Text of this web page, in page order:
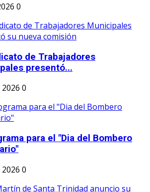
0
de Trabajadores
presentó...
0
para el "Dia del Bombero
0